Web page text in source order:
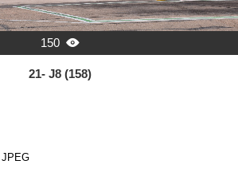
150 
21- J8 (158)